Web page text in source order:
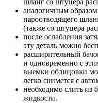
шланг со штуцера
аналогичным
пароотводящего
(также со штуцера
после ослабления
эту деталь можно
расширительный
и одновременно с
выемки облицовки
легко снимется с
необходимо слить из
жидкости.